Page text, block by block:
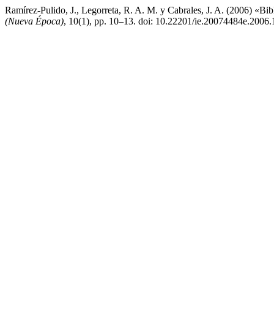
Ramírez-Pulido, J., Legorreta, R. A. M. y Cabrales, J. A. (2006)
(Nueva Época), 10(1), pp. 10–13. doi: 10.22201/